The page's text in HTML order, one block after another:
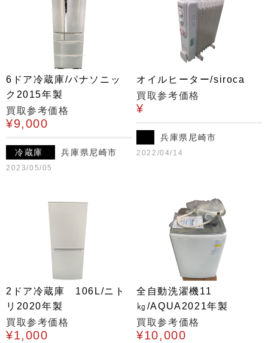
6ドア冷蔵庫/パナソニッ
ク2015年製
買取参考価格
¥9,000
冷蔵庫 兵庫県尼崎市
2023/05/05
オイルヒーター/siroca
買取参考価格
¥
兵庫県尼崎市
2022/04/14
2ドア冷蔵庫 106L/ニト
リ2020年製
買取参考価格
¥1,000
全自動洗濯機11
㎏/AQUA2021年製
買取参考価格
¥10,000